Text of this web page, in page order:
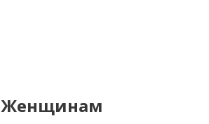
Женщинам